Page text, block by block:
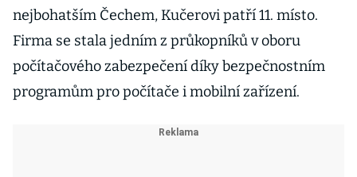
nejbohatším Čechem, Kučerovi patří 11. místo.
Firma se stala jedním z průkopníků v oboru
počítačového zabezpečení díky bezpečnostním
programům pro počítače i mobilní zařízení.